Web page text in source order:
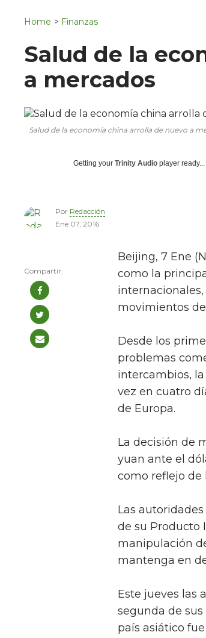
Home > Finanzas
Salud de la
a mercados
Salud de la economía china arrolla de nuevo a
Getting your Trinity Audio player ready...
Por Redacción
Ene 07, 2016
Beijing, 7 Ene
como la
movimientos
Desde los
problemas
intercambios,
vez en cuatro
de Europa.
La decisión de
yuan ante el
como reflejo de
Las
de su Producto
manipulación
mantenga en
Este jueves las
segunda de
país asiático